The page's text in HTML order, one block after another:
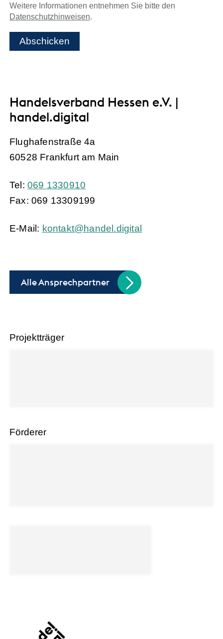
Weitere Informationen entnehmen Sie bitte den
Datenschutzhinweisen.
Abschicken
Handelsverband Hessen e.V. |
handel.digital
Flughafenstraße 4a
60528 Frankfurt am Main
Tel: 069 1330910
Fax: 069 13309199
E-Mail: k nt kt h nd d g t l
Alle Ansprechpartner
Projektträger
Förderer